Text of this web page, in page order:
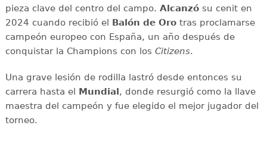
pieza clave del centro del campo. Alcanzósu cenit en
2024 cuando recibió el Balón de Orotras proclamarse
campeón europeo con España, un año después de
conquistar la Champions con los Citizens.
Una grave lesión de rodilla lastró desde entonces su
carrera hasta el Mundial, donde resurgió como la llave
maestra del campeón y fue elegido el mejor jugador del
torneo.